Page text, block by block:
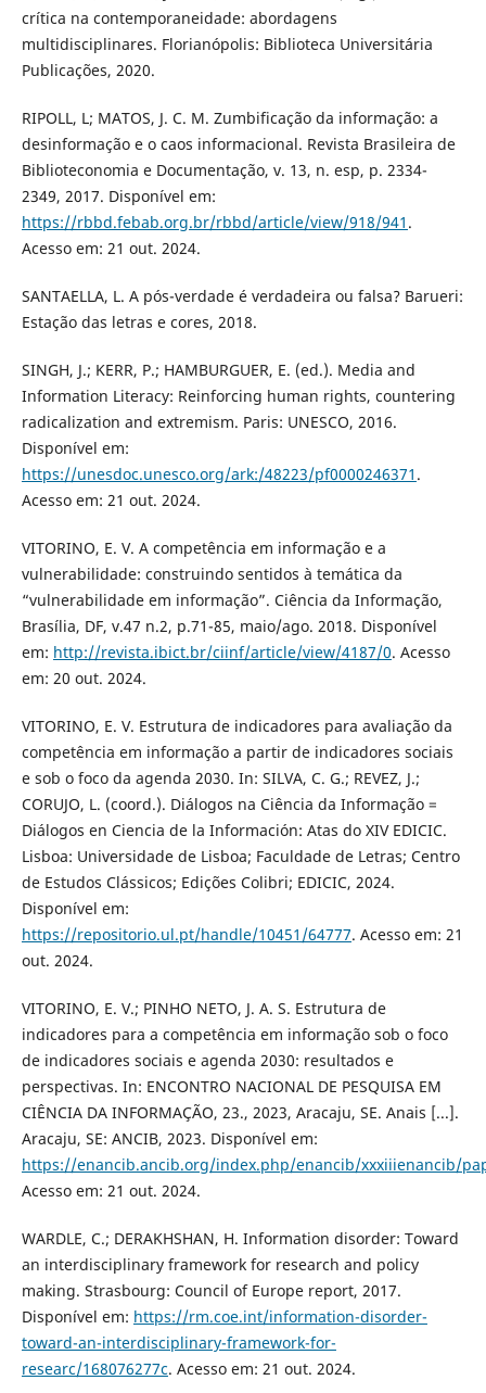
crítica na contemporaneidade: abordagens
multidisciplinares. Florianópolis: Biblioteca Universitária
Publicações, 2020.
RIPOLL, L; MATOS, J. C. M. Zumbificação da informação: a
desinformação e o caos informacional. Revista Brasileira de
Biblioteconomia e Documentação, v. 13, n. esp, p. 2334-
2349, 2017. Disponível em:
https://rbbd.febab.org.br/rbbd/article/view/918/941 .
Acesso em: 21 out. 2024.
SANTAELLA, L. A pós-verdade é verdadeira ou falsa? Barueri:
Estação das letras e cores, 2018.
SINGH, J.; KERR, P.; HAMBURGUER, E. (ed.). Media and
Information Literacy: Reinforcing human rights, countering
radicalization and extremism. Paris: UNESCO, 2016.
Disponível em:
https://unesdoc.unesco.org/ark:/48223/pf0000246371 .
Acesso em: 21 out. 2024.
VITORINO, E. V. A competência em informação e a
vulnerabilidade: construindo sentidos à temática da
“vulnerabilidade em informação”. Ciência da Informação,
Brasília, DF, v.47 n.2, p.71-85, maio/ago. 2018. Disponível
em: http://revista.ibict.br/ciinf/article/view/4187/0. Acesso
em: 20 out. 2024.
VITORINO, E. V. Estrutura de indicadores para avaliação da
competência em informação a partir de indicadores sociais
e sob o foco da agenda 2030. In: SILVA, C. G.; REVEZ, J.;
CORUJO, L. (coord.). Diálogos na Ciência da Informação =
Diálogos en Ciencia de la Información: Atas do XIV EDICIC.
Lisboa: Universidade de Lisboa; Faculdade de Letras; Centro
de Estudos Clássicos; Edições Colibri; EDICIC, 2024.
Disponível em:
https://repositorio.ul.pt/handle/10451/64777. Acesso em: 21
out. 2024.
VITORINO, E. V.; PINHO NETO, J. A. S. Estrutura de
indicadores para a competência em informação sob o foco
de indicadores sociais e agenda 2030: resultados e
perspectivas. In: ENCONTRO NACIONAL DE PESQUISA EM
CIÊNCIA DA INFORMAÇÃO, 23., 2023, Aracaju, SE. Anais [...].
Aracaju, SE: ANCIB, 2023. Disponível em:
https://enancib.ancib.org/index.php/enancib/xxxiiienancib/
Acesso em: 21 out. 2024.
WARDLE, C.; DERAKHSHAN, H. Information disorder: Toward
an interdisciplinary framework for research and policy
making. Strasbourg: Council of Europe report, 2017.
Disponível em: https://rm.coe.int/information-disorder-
toward-an-interdisciplinary-framework-for-
researc/168076277c. Acesso em: 21 out. 2024.